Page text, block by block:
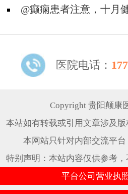
申请！
全额救助+京黔名医免费亲
@癫痫患者注意，十月
医院电话：
Copyright 贵阳颠康
本站如有转载或引用文章涉及
本网站只针对内部交流平台
特别声明：本站内容仅供参考，
平台公司营业执